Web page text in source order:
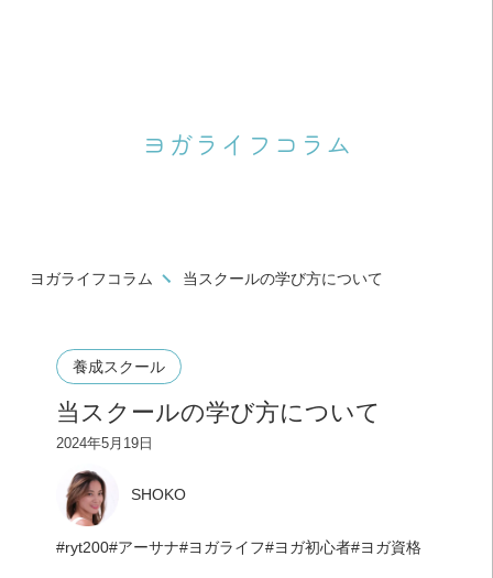
ヨガライフコラム
ヨガライフコラム 当スクールの学び方について
養成スクール
当スクールの学び方について
2024年5月19日
SHOKO
ryt200 アーサナ ヨガライフ ヨガ初心者 ヨガ資格